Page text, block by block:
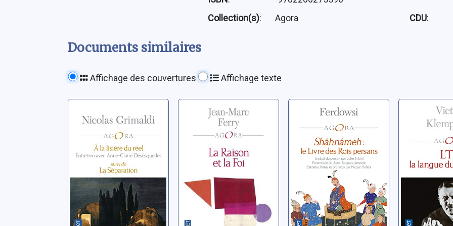
Collection(s): Agora CDU:
Documents similaires
Affichage des couvertures Affichage texte
réel: dialogue
avec Anne-Claire
Désesquelles ;
Suivi de La
séparation:
entretiens avec
Franck Le Vallois
Grimaldi, Nicolas
La raison et la foi
Ferry, Jean-Marc
Shâhnâmeh: le
Livre des Rois
persans
Ferdowsi
LTI, la
IIIe Reich
Klemperer,